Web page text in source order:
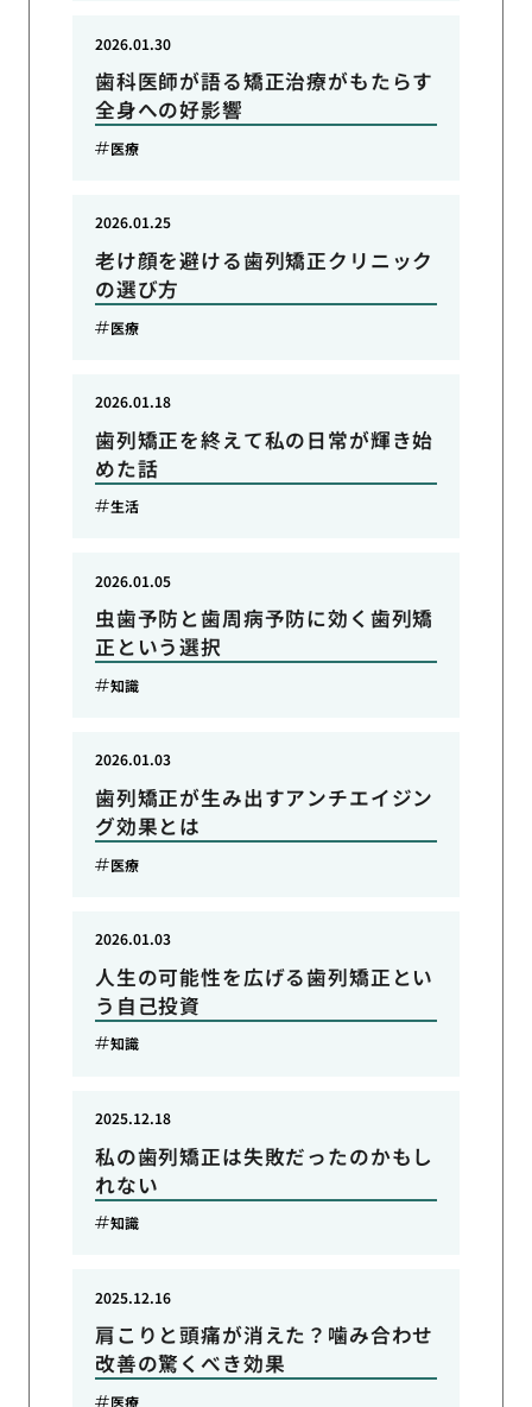
歯科医師が語る矯正治療がもたらす
全身への好影響
2026.01.30
医療
老け顔を避ける歯列矯正クリニック
の選び方
2026.01.25
医療
歯列矯正を終えて私の日常が輝き始
めた話
2026.01.18
生活
虫歯予防と歯周病予防に効く歯列矯
正という選択
2026.01.05
知識
歯列矯正が生み出すアンチエイジン
グ効果とは
2026.01.03
医療
人生の可能性を広げる歯列矯正とい
う自己投資
2026.01.03
知識
私の歯列矯正は失敗だったのかもし
れない
2025.12.18
知識
肩こりと頭痛が消えた？噛み合わせ
改善の驚くべき効果
2025.12.16
医療